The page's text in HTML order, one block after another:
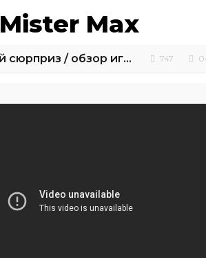
Mister Max
Тачки Дисней сюрприз / обзор игрушек 747